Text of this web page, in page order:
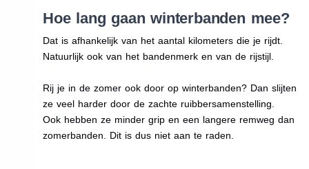
Hoe lang gaan winterbanden mee?
Dat is afhankelijk van het aantal kilometers die je rijdt.
Natuurlijk ook van het bandenmerk en van de rijstijl.
Rij je in de zomer ook door op winterbanden? Dan slijten
ze veel harder door de zachte ruibbersamenstelling.
Ook hebben ze minder grip en een langere remweg dan
zomerbanden. Dit is dus niet aan te raden.